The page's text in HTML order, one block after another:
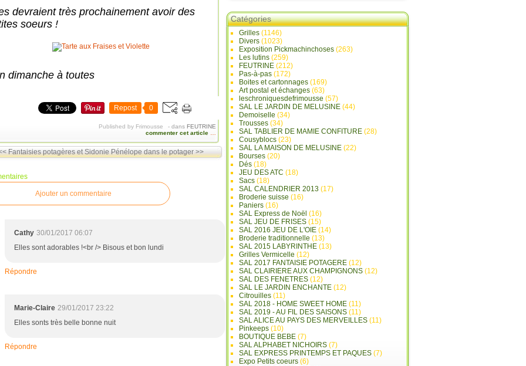
devraient très prochainement avoir des
soeurs !
dimanche à toutes
Repost 0
Published by Frimousse - dans FEUTRINE
commenter cet article
Fantaisies potagères et Sidonie Pénélope dans le potager >>
Ajouter un commentaire
Cathy 30/01/2017 06:07
Elles sont adorables !<br /> Bisous et bon lundi
Répondre
Marie-Claire 29/01/2017 23:22
Elles sonts très belle bonne nuit
Répondre
Catégories
Grilles (1146)
Divers (1023)
Exposition Pickmachinchoses (263)
Les lutins (259)
FEUTRINE (212)
Pas-à-pas (172)
Boites et cartonnages (169)
Art postal et échanges (63)
leschroniquesdefrimousse (57)
SAL LE JARDIN DE MELUSINE (44)
Demoiselle (34)
Trousses (34)
SAL TABLIER DE MAMIE CONFITURE (28)
Cousyblocs (23)
SAL LA MAISON DE MELUSINE (22)
Bourses (20)
Dés (18)
JEU DES ATC (18)
Sacs (18)
SAL CALENDRIER 2013 (17)
Broderie suisse (16)
Paniers (16)
SAL Express de Noël (16)
SAL JEU DE FRISES (15)
SAL 2016 JEU DE L'OIE (14)
Broderie traditionnelle (13)
SAL 2015 LABYRINTHE (13)
Grilles Vermicelle (12)
SAL 2017 FANTAISIE POTAGERE (12)
SAL CLAIRIERE AUX CHAMPIGNONS (12)
SAL DES FENETRES (12)
SAL LE JARDIN ENCHANTE (12)
Citrouilles (11)
SAL 2018 - HOME SWEET HOME (11)
SAL 2019 - AU FIL DES SAISONS (11)
SAL ALICE AU PAYS DES MERVEILLES (11)
Pinkeeps (10)
BOUTIQUE BEBE (7)
SAL ALPHABET NICHOIRS (7)
SAL EXPRESS PRINTEMPS ET PAQUES (7)
Expo Petits coeurs (6)